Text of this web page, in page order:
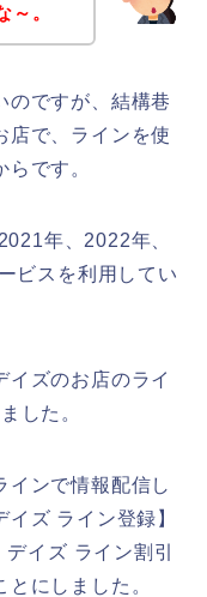
～。
のですが、結構巷
店で、ラインを使
です。
年、2022年、
ビスを利用してい
イズのお店のライ
した。
インで情報配信し
ズ ライン登録】
イズ ライン割引
にしました。